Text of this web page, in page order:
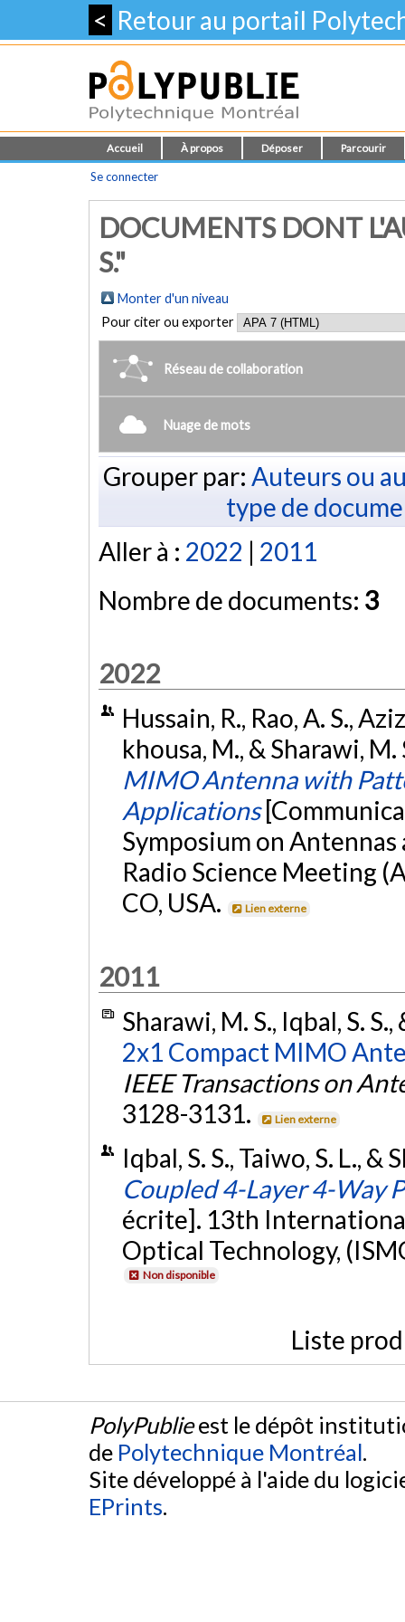
< Retour au portail
Accueil À propos Déposer Parcourir
Se connecter
DOCUMENTS DONT
S."
Monter d'un niveau
Pour citer ou exporter
Réseau de collaboration
Nuage de mots
Grouper par: Auteurs ou
type de
Aller à : 2022 | 2011
Nombre de documents: 3
2022
Hussain, R., Rao, A. S.,
khousa, M., & Sharawi,
MIMO Antenna with
Applications
Symposium on
Radio Science Meeting
CO, USA.
Lien externe
2011
Sharawi, M. S., Iqbal, S.
2x1 Compact MIMO
IEEE Transactions on
3128-3131.
Lien externe
Iqbal, S. S., Taiwo, S. L.,
Coupled 4-Layer 4-Way
écrite]. 13th
Optical Technology,
Non disponible
Liste
PolyPublieest le dépôt
de Polytechnique Montréal.
Site développé à l'aide du
EPrints.